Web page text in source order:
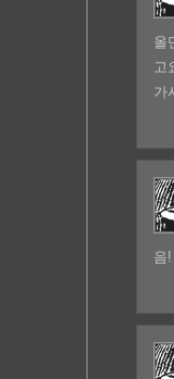
올
고
가
음